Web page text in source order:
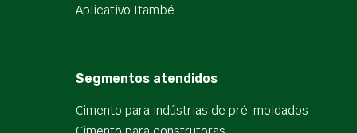
Aplicativo Itambé
Segmentos atendidos
Cimento para indústrias de pré-moldados